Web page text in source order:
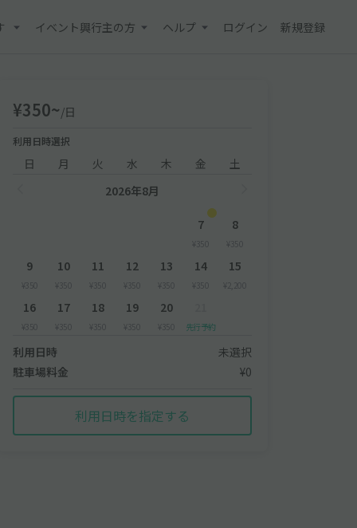
イベント興行主の方 ヘルプ ログイン 新規登録
¥350~/日
利用日時選択
日 月 火 水 木 金
土
2026年8月
7
¥350
8
¥350
9
¥350
10
¥350
11
¥350
12
¥350
13
¥350
14
¥350
15
¥2,200
16
¥350
17
¥350
18
¥350
19
¥350
20
¥350 先行予約
利用日時
未選択
駐車場料金
¥0
利用日時を指定する